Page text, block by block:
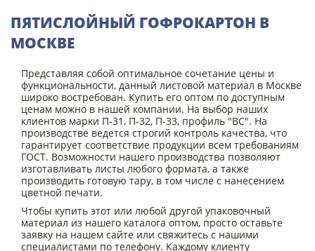
ПЯТИСЛОЙНЫЙ ГОФРОКАРТОН В
МОСКВЕ
Представляя собой оптимальное сочетание цены и
функциональности, данный листовой материал в Москве
широко востребован. Купить его оптом по доступным
ценам можно в нашей компании. На выбор наших
клиентов марки П-31, П-32, П-33, профиль "BC". На
производстве ведется строгий контроль качества, что
гарантирует соответствие продукции всем требованиям
ГОСТ. Возможности нашего производства позволяют
изготавливать листы любого формата, а также
производить готовую тару, в том числе с нанесением
цветной печати.
Чтобы купить этот или любой другой упаковочный
материал из нашего каталога оптом, просто оставьте
заявку на нашем сайте или свяжитесь с нашими
специалистами по телефону. Каждому клиенту